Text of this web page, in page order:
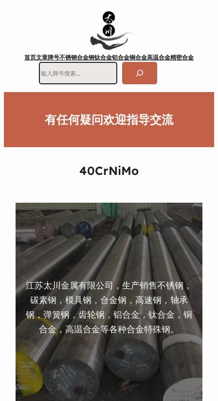
首页文章牌号不锈钢合金钢钛合金铝合金铜合金高温合金精密合金
有任何疑问欢迎指导交流
40CrNiMo
江苏太川金属有限公司，生产销售不锈钢，
碳素钢，模具钢，合金钢，高速钢，轴承
钢，弹簧钢，齿轮钢，铝合金，钛合金，铜
合金，高温合金等各种合金特殊钢。